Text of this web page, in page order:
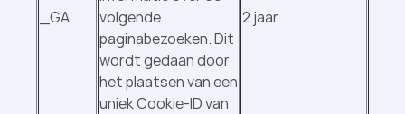
_GA
volgende
paginabezoeken. Dit
wordt gedaan door
het plaatsen van een
uniek Cookie-ID van
2 jaar